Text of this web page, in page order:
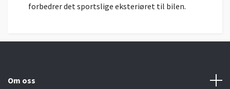
forbedrer det sportslige eksteriøret til bilen.
Om oss